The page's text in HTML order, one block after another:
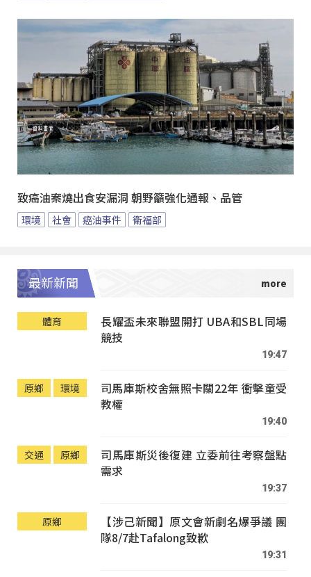
致癌油案燒出食安漏洞 朝野籲強化通報、品管
環境 社會 癌油事件 衛福部
最新新聞
體育
長耀盃未來聯盟開打 UBA和SBL同場
競技
19:47
原鄉 環境
司馬庫斯校舍無照卡關22年 衝擊童受
教權
19:40
交通 原鄉
司馬庫斯災後復建 立委前往考察盤點
需求
19:37
原鄉
【涉己新聞】原文會新劇名爆爭議 團
隊8/7赴Tafalong致歉
19:31